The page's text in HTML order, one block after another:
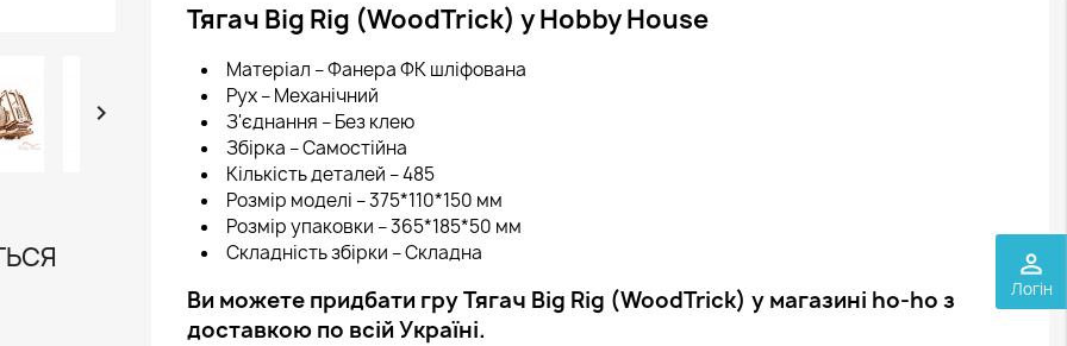
perm_identity
Логін

Тягач Big Rig (WoodTrick) у Hobby House
Матеріал – Фанера ФК шліфована
Рух – Механічний
З'єднання – Без клею
Збірка – Самостійна
Кількість деталей – 485
Розмір моделі – 375*110*150 мм
Розмір упаковки – 365*185*50 мм
Складність збірки – Складна
Ви можете придбати гру Тягач Big Rig (WoodTrick) у магазині ho-ho з
доставкою по всій Україні.